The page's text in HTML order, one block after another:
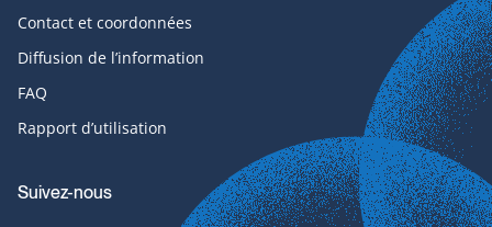
Contact et coordonnées
Diffusion de l’information
FAQ
Rapport d’utilisation
Suivez-nous